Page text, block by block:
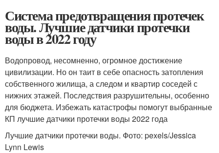
Система предотвращения протечек
воды. Лучшие датчики протечки
воды в 2022 году
Водопровод, несомненно, огромное достижение
цивилизации. Но он таит в себе опасность затопления
собственного жилища, а следом и квартир соседей с
нижних этажей. Последствия разрушительны, особенно
для бюджета. Избежать катастрофы помогут выбранные
КП лучшие датчики протечки воды 2022 года
Лучшие датчики протечки воды. Фото: pexels/Jessica
Lynn Lewis